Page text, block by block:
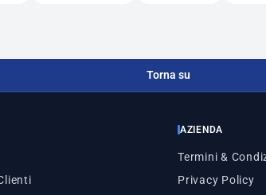
Torna su
AZIENDA
Termini &
Privacy Policy